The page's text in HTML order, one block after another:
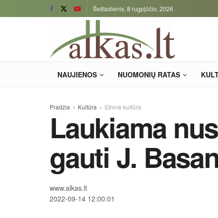
Šeštadienis, 8 rugpjūčio, 2026
NAUJIENOS NUOMONIŲ RATAS
Pradžia Kultūra Etninė kultūra
Laukiama
gauti J.
www.alkas.lt
2022-09-14 12:00:01